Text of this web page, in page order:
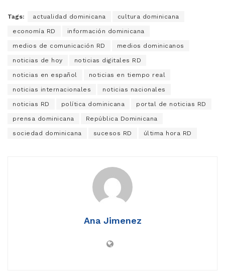
Tags: actualidad dominicana cultura dominicana
economía RD información dominicana
medios de comunicación RD medios dominicanos
noticias de hoy noticias digitales RD
noticias en español noticias en tiempo real
noticias internacionales noticias nacionales
noticias RD política dominicana portal de noticias RD
prensa dominicana República Dominicana
sociedad dominicana sucesos RD última hora RD
Ana Jimenez